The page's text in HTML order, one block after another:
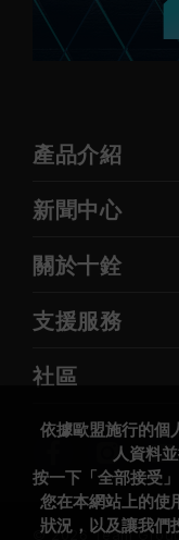
產品介紹
新聞中心
關於十銓
支援服務
社區
© 2026 Team
依據歐盟施行的個
人資料
按一下「全部接受
您在本網站上的使
狀況，以及讓我們